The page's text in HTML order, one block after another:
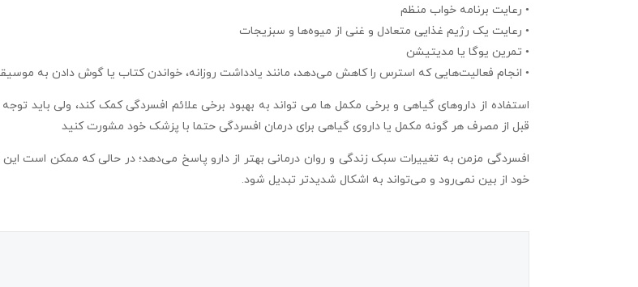
• رعایت برنامه خواب منظم
• رعایت یک رژیم غذایی متعادل و غنی از میوه‌ها و سبزیجات
• تمرین یوگا یا مدیتیشن
• انجام فعالیت‌هایی که استرس را کاهش می‌دهد، مانند یادداشت روزانه، خواندن کتاب یا گوش دادن به
استفاده از داروهای گیاهی و برخی مکمل ها می تواند به بهبود برخی علائم افسردگی کمک کند، ولی باید
قبل از مصرف هر گونه مکمل یا داروی گیاهی برای درمان افسردگی حتما با پزشک خود مشورت کنید
افسردگی مزمن به تغییرات سبک زندگی و روان درمانی بهتر از دارو پاسخ می‌دهد؛ در حالی که ممکن است این
خود از بین نمی‌رود و می‌تواند به اشکال شدیدتر تبدیل شود.